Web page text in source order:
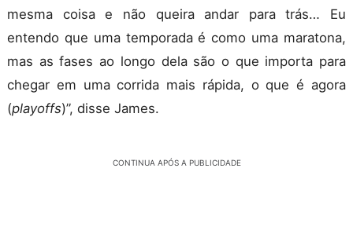
mesma coisa e não queira andar para trás… Eu
entendo que uma temporada é como uma maratona,
mas as fases ao longo dela são o que importa para
chegar em uma corrida mais rápida, o que é agora
(playoffs)”, disse James.
CONTINUA APÓS A PUBLICIDADE